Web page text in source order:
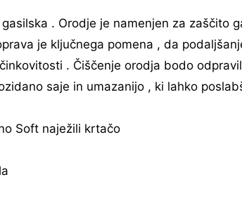
. Orodje je namenjen za zaščito
je ključnega pomena , da
. Čiščenje orodja bodo
saje in umazanijo , ki lahko
Soft naježili krtačo